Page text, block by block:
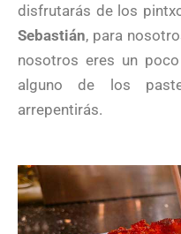
disfrutarás de los
Sebastián, para
nosotros eres un
alguno de los
arrepentirás.